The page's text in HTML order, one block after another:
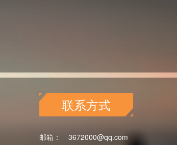
联系方式
邮箱：
3672000@qq.com